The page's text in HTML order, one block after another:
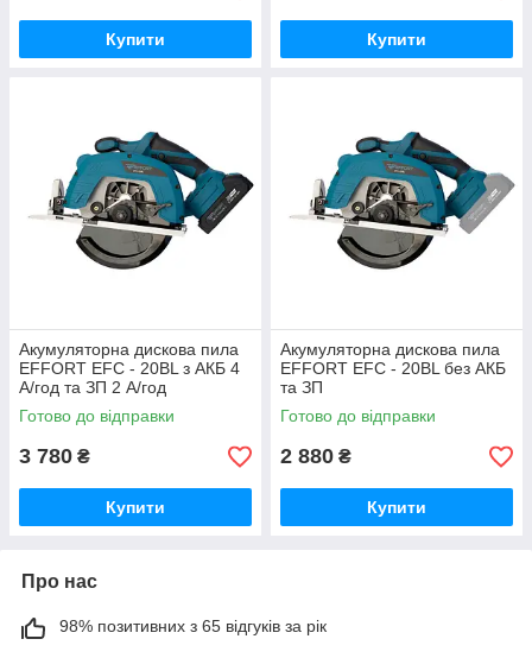
Купити Купити
Акумуляторна дискова пила
EFFORT EFС - 20ВL з АКБ 4
А/год та ЗП 2 А/год
Готово до відправки
3 780 ₴
Купити
Акумуляторна дискова пила
EFFORT EFС - 20ВL без АКБ
та ЗП
Готово до відправки
2 880 ₴
Купити
Про нас
98% позитивних з 65 відгуків за рік